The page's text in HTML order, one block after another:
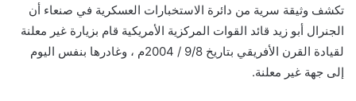
تكشف وثيقة سرية من دائرة الاستخبارات العسكرية في صنعاء أن
الجنرال أبو زيد قائد القوات المركزية الأمريكية قام بزيارة غير معلنة
لقيادة القرن الأفريقي بتاريخ 9/8 / 2004م ، وغادرها بنفس اليوم
إلى جهة غير معلنة.